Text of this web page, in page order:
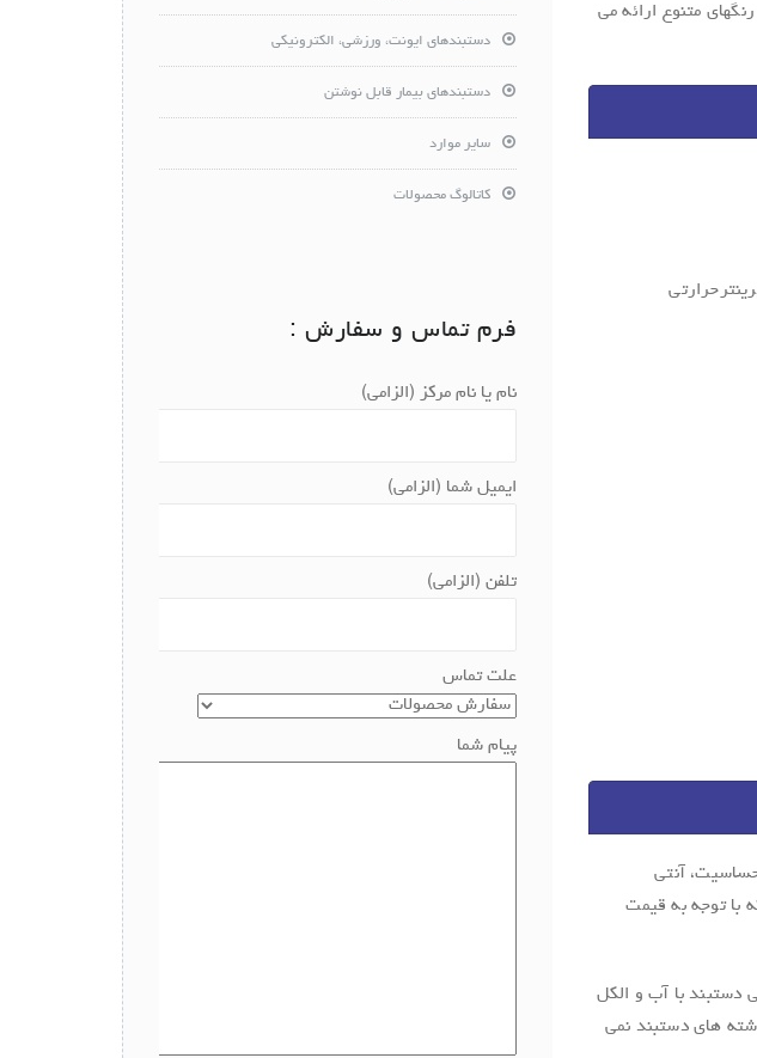
متنوع ارائه می
آنتی
با توجه به قیمت
دستبند با آب و الکل
های دستبند نمی
دستبندهای ایونت، ورزشی، الکترونیکی
دستبندهای بیمار قابل نوشتن
سایر موارد
کاتالوگ محصولات
فرم تماس و سفارش :
نام یا نام مرکز (الزامی)
ایمیل شما (الزامی)
تلفن (الزامی)
علت تماس
پیام شما